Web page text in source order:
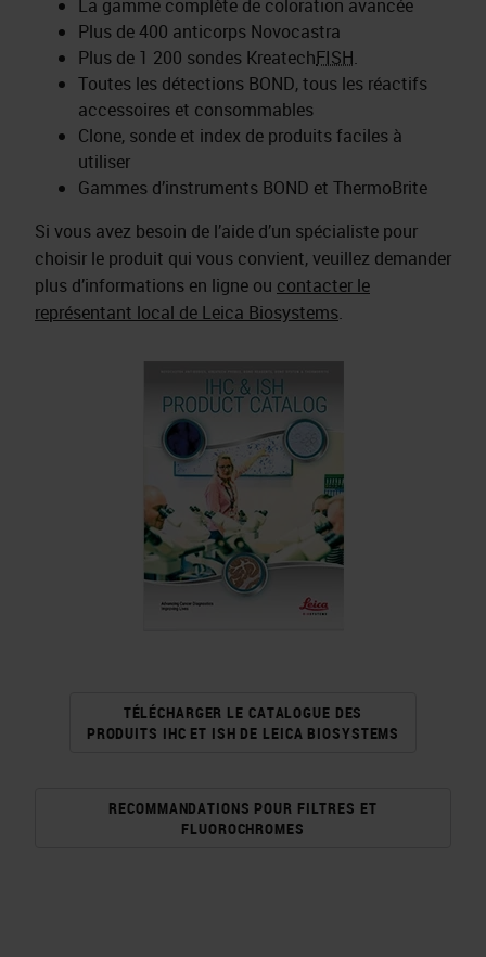
La gamme complète de coloration avancée
Plus de 400 anticorps Novocastra
Plus de 1 200 sondes KreatechFISH.
Toutes les détections BOND, tous les réactifs
accessoires et consommables
Clone, sonde et index de produits faciles à
utiliser
Gammes d’instruments BOND et ThermoBrite
Si vous avez besoin de l’aide d’un spécialiste pour
choisir le produit qui vous convient, veuillez demander
plus d’informations en ligne ou contacter le
représentant local de Leica Biosystems.
TÉLÉCHARGER LE CATALOGUE DES
PRODUITS IHC ET ISH DE LEICA BIOSYSTEMS
RECOMMANDATIONS POUR FILTRES ET
FLUOROCHROMES